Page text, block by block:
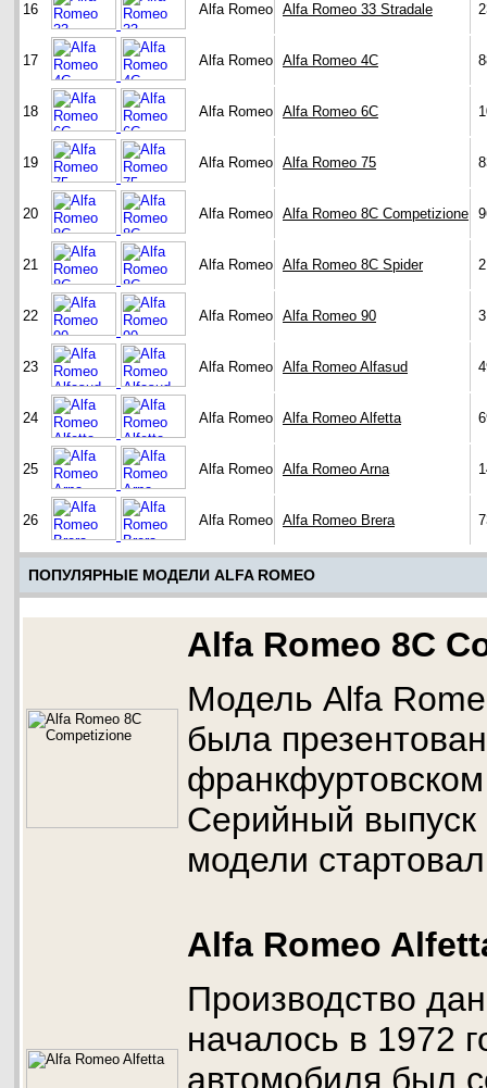
16 Alfa Romeo Alfa Romeo 33 Stradale
17 Alfa Romeo Alfa Romeo 4C
18 Alfa Romeo Alfa Romeo 6C
19 Alfa Romeo Alfa Romeo 75
20 Alfa Romeo Alfa Romeo 8C Competizione
21 Alfa Romeo Alfa Romeo 8C Spider
22 Alfa Romeo Alfa Romeo 90
23 Alfa Romeo Alfa Romeo Alfasud
24 Alfa Romeo Alfa Romeo Alfetta
25 Alfa Romeo Alfa Romeo Arna
26 Alfa Romeo Alfa Romeo Brera
ПОПУЛЯРНЫЕ МОДЕЛИ ALFA ROMEO
Alfa Romeo 8C
Модель Alfa
была
Серийный
модели
Alfa Romeo
Производство
началось в 1972
автомобиля был